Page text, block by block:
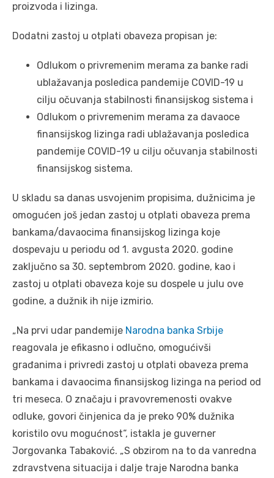
proizvoda i lizinga.
Dodatni zastoj u otplati obaveza propisan je:
Odlukom o privremenim merama za banke radi
ublažavanja posledica pandemije COVID-19 u
cilju očuvanja stabilnosti finansijskog sistema i
Odlukom o privremenim merama za davaoce
finansijskog lizinga radi ublažavanja posledica
pandemije COVID-19 u cilju očuvanja stabilnosti
finansijskog sistema.
U skladu sa danas usvojenim propisima, dužnicima je
omogućen još jedan zastoj u otplati obaveza prema
bankama/davaocima finansijskog lizinga koje
dospevaju u periodu od 1. avgusta 2020. godine
zaključno sa 30. septembrom 2020. godine, kao i
zastoj u otplati obaveza koje su dospele u julu ove
godine, a dužnik ih nije izmirio.
„Na prvi udar pandemije Narodna banka Srbije
reagovala je efikasno i odlučno, omogućivši
građanima i privredi zastoj u otplati obaveza prema
bankama i davaocima finansijskog lizinga na period od
tri meseca. O značaju i pravovremenosti ovakve
odluke, govori činjenica da je preko 90% dužnika
koristilo ovu mogućnost“, istakla je guverner
Jorgovanka Tabaković. „S obzirom na to da vanredna
zdravstvena situacija i dalje traje Narodna banka